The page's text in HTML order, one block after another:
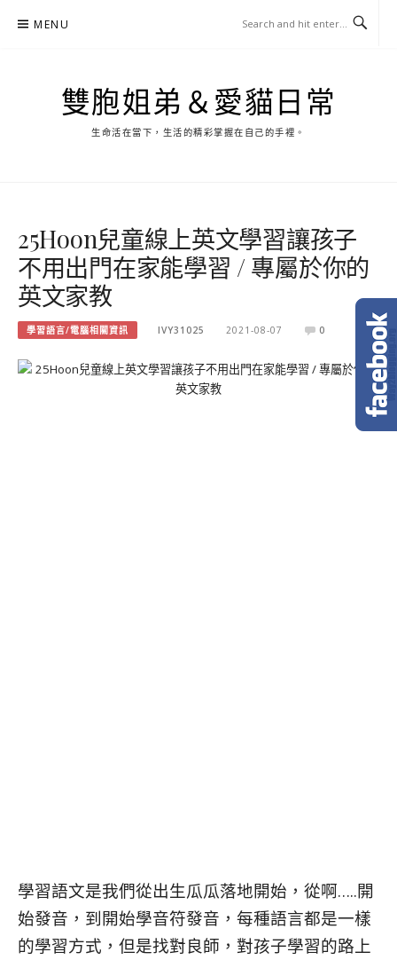
MENU
雙胞姐弟＆愛貓日常
生命活在當下，生活的精彩掌握在自己的手裡。
25Hoon兒童線上英文學習讓孩子
不用出門在家能學習 / 專屬於你的
英文家教
學習語言/電腦相關資訊 IVY31025 2021-08-07 0
學習語文是我們從出生瓜瓜落地開始，從啊…..開
始發音，到開始學音符發音，每種語言都是一樣
的學習方式，但是找對良師，對孩子學習的路上